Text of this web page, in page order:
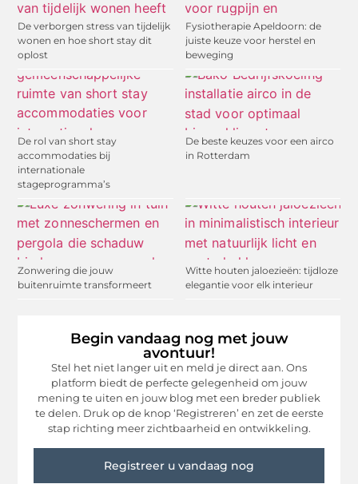
De verborgen stress van tijdelijk
wonen en hoe short stay dit
oplost
Fysiotherapie Apeldoorn: de
juiste keuze voor herstel en
beweging
De rol van short stay
accommodaties bij
internationale
stageprogramma’s
De beste keuzes voor een airco
in Rotterdam
Zonwering die jouw
buitenruimte transformeert
Witte houten jaloezieën: tijdloze
elegantie voor elk interieur
Begin vandaag nog met jouw
avontuur!
Stel het niet langer uit en meld je direct aan. Ons
platform biedt de perfecte gelegenheid om jouw
mening te uiten en jouw blog met een breder publiek
te delen. Druk op de knop ‘Registreren’ en zet de eerste
stap richting meer zichtbaarheid en ontwikkeling.
Registreer u vandaag nog